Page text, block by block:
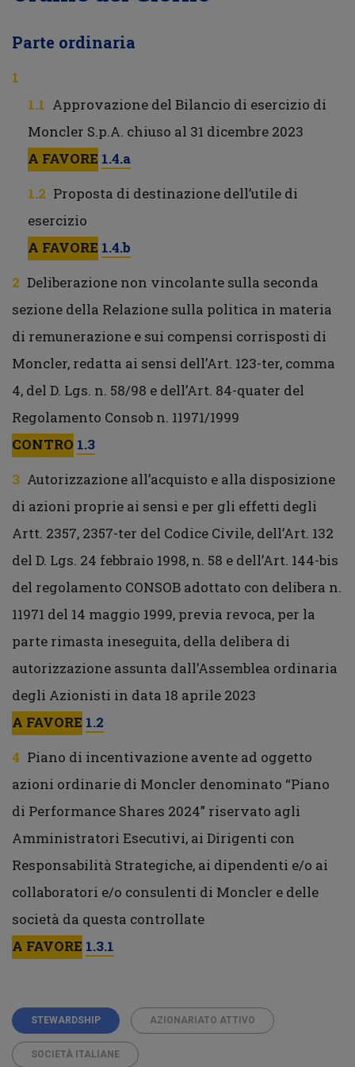
Parte ordinaria
Approvazione del Bilancio di esercizio di
Moncler S.p.A. chiuso al 31 dicembre 2023
A FAVORE 1.4.a
Proposta di destinazione dell’utile di
esercizio
A FAVORE 1.4.b
Deliberazione non vincolante sulla seconda
sezione della Relazione sulla politica in materia
di remunerazione e sui compensi corrisposti di
Moncler, redatta ai sensi dell’Art. 123-ter, comma
4, del D. Lgs. n. 58/98 e dell’Art. 84-quater del
Regolamento Consob n. 11971/1999
CONTRO 1.3
Autorizzazione all’acquisto e alla disposizione
di azioni proprie ai sensi e per gli effetti degli
Artt. 2357, 2357-ter del Codice Civile, dell’Art. 132
del D. Lgs. 24 febbraio 1998, n. 58 e dell’Art. 144-bis
del regolamento CONSOB adottato con delibera n.
11971 del 14 maggio 1999, previa revoca, per la
parte rimasta ineseguita, della delibera di
autorizzazione assunta dall’Assemblea ordinaria
degli Azionisti in data 18 aprile 2023
A FAVORE 1.2
Piano di incentivazione avente ad oggetto
azioni ordinarie di Moncler denominato “Piano
di Performance Shares 2024” riservato agli
Amministratori Esecutivi, ai Dirigenti con
Responsabilità Strategiche, ai dipendenti e/o ai
collaboratori e/o consulenti di Moncler e delle
società da questa controllate
A FAVORE 1.3.1
STEWARDSHIP AZIONARIATO ATTIVO
SOCIETÀ ITALIANE